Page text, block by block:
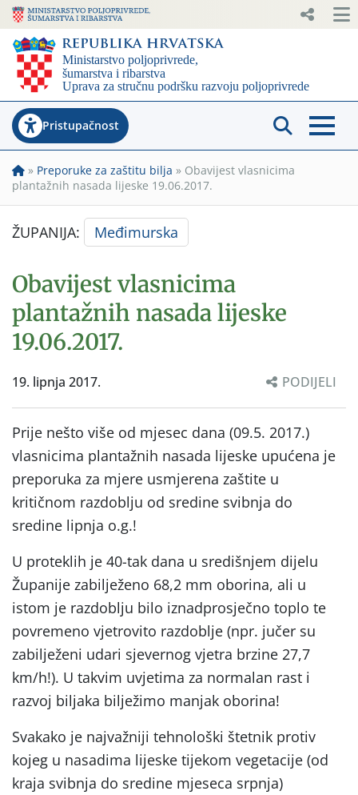
Pristupačnost
» Preporuke za zaštitu bilja » Obavijest vlasnicima
plantažnih nasada lijeske 19.06.2017.
ŽUPANIJA: Međimurska
Obavijest vlasnicima
plantažnih nasada lijeske
19.06.2017.
19. lipnja 2017. PODIJELI
Prije nešto više od mjesec dana (09.5. 2017.)
vlasnicima plantažnih nasada lijeske upućena je
preporuka za mjere usmjerena zaštite u
kritičnom razdoblju od sredine svibnja do
sredine lipnja o.g.!
U proteklih je 40-tak dana u središnjem dijelu
Županije zabilježeno 68,2 mm oborina, ali u
istom je razdoblju bilo iznadprosječno toplo te
povremeno vjetrovito razdoblje (npr. jučer su
zabilježeni udari sjevernog vjetra brzine 27,7
km/h!). U takvim uvjetima za normalan rast i
razvoj biljaka bilježimo manjak oborina!
Svakako je najvažniji tehnološki štetnik protiv
kojeg u nasadima lijeske tijekom vegetacije (od
kraja svibnja do sredine mjeseca srpnja)